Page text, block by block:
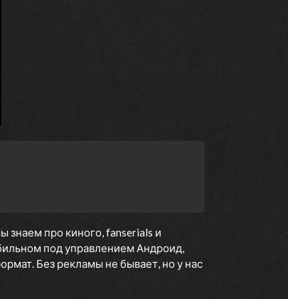
знаем про киного, fanserials и
под управлением Андроид,
Без рекламы не бывает, но у нас